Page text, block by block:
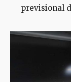
previsional